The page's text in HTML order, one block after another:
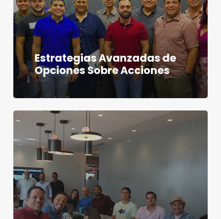
Estrategias Avanzadas de
Opciones Sobre Acciones